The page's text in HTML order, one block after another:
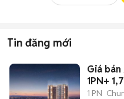
Tin đăng mới
Giá
1PN+
1 PN